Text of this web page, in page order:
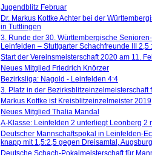
Jugendblitz Februar
Dr. Markus Kottke Achter bei der
in Tuttlingen
3. Runde der 30. Württembergische
Leinfelden – Stuttgarter Schachfreunde III 2,5
Start der Vereinsmeisterschaft 2020 am 11.
Neues Mitglied Friedrich Knörzer
Bezirksliga: Nagold - Leinfelden 4:4
3. Platz in der Bezirksblitzeinzelmeisterschaft
Markus Kottke ist Kreisblitzeinzelmeister 2019
Neues Mitglied Thalia Mandal
A-Klasse: Leinfelden 2 unterliegt Leonberg 2
Deutscher Mannschaftspokal in Leinfelden-
knapp mit 1,5:2,5 gegen Dreisamtal,
Deutsche Schach-Pokalmeisterschaft für